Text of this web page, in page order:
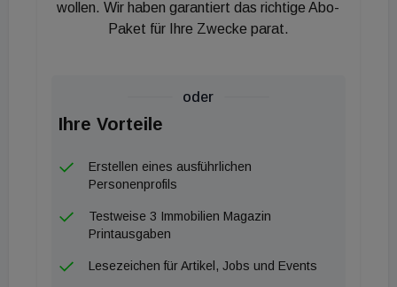
wollen. Wir haben garantiert das richtige Abo-
Paket für Ihre Zwecke parat.
oder
Ihre Vorteile
Erstellen eines ausführlichen
Personenprofils
Testweise 3 Immobilien Magazin
Printausgaben
Lesezeichen für Artikel, Jobs und Events